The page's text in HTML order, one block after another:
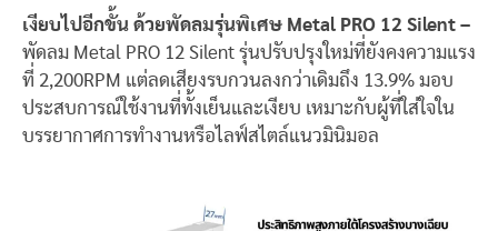
เงียบไปอีกขั้น ด้วยพัดลมรุ่นพิเศษ Metal PRO 12 Silent –
พัดลม Metal PRO 12 Silent รุ่นปรับปรุงใหม่ที่ยังคงความแรง
ที่ 2,200RPM แต่ลดเสียงรบกวนลงกว่าเดิมถึง 13.9% มอบ
ประสบการณ์ใช้งานที่ทั้งเย็นและเงียบ เหมาะกับผู้ที่ใส่ใจใน
บรรยากาศการทำงานหรือไลฟ์สไตล์แนวมินิมอล